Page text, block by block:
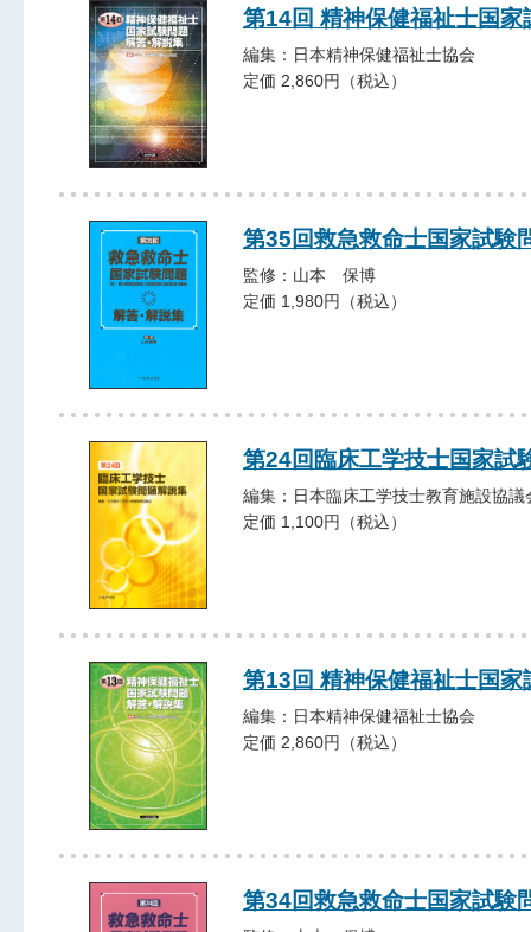
第14回 精神保健福祉士国
編集：日本精神保健福祉士協会
定価 2,860円（税込）
第35回救急救命士国家試験
監修：山本 保博
定価 1,980円（税込）
第24回臨床工学技士国家試
編集：日本臨床工学技士教育施設協議
定価 1,100円（税込）
第13回 精神保健福祉士国
編集：日本精神保健福祉士協会
定価 2,860円（税込）
第34回救急救命士国家試験